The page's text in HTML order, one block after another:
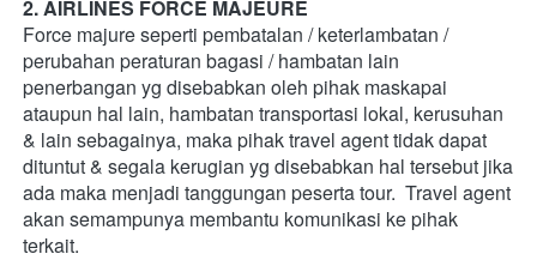
2. AIRLINES FORCE MAJEURE
Force majure seperti pembatalan / keterlambatan /
perubahan peraturan bagasi / hambatan lain
penerbangan yg disebabkan oleh pihak maskapai
ataupun hal lain, hambatan transportasi lokal, kerusuhan
& lain sebagainya, maka pihak travel agent tidak dapat
dituntut & segala kerugian yg disebabkan hal tersebut jika
ada maka menjadi tanggungan peserta tour.  Travel agent
akan semampunya membantu komunikasi ke pihak
terkait.